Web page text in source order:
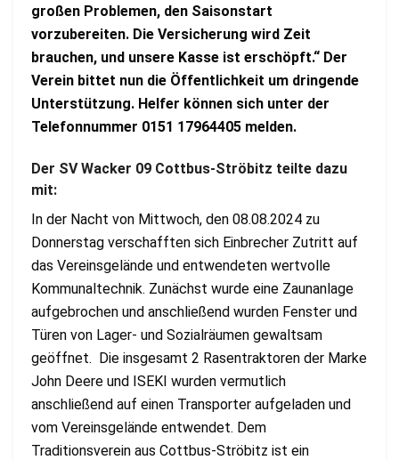
großen Problemen, den Saisonstart
vorzubereiten. Die Versicherung wird Zeit
brauchen, und unsere Kasse ist erschöpft.“ Der
Verein bittet nun die Öffentlichkeit um dringende
Unterstützung. Helfer können sich unter der
Telefonnummer 0151 17964405 melden.
Der SV Wacker 09 Cottbus-Ströbitz teilte dazu
mit:
In der Nacht von Mittwoch, den 08.08.2024 zu
Donnerstag verschafften sich Einbrecher Zutritt auf
das Vereinsgelände und entwendeten wertvolle
Kommunaltechnik. Zunächst wurde eine Zaunanlage
aufgebrochen und anschließend wurden Fenster und
Türen von Lager- und Sozialräumen gewaltsam
geöffnet. Die insgesamt 2 Rasentraktoren der Marke
John Deere und ISEKI wurden vermutlich
anschließend auf einen Transporter aufgeladen und
vom Vereinsgelände entwendet. Dem
Traditionsverein aus Cottbus-Ströbitz ist ein